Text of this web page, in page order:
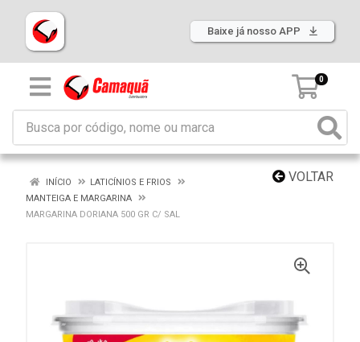
Baixe já nosso APP
0
VOLTAR
INÍCIO
LATICÍNIOS E FRIOS
MANTEIGA E MARGARINA
MARGARINA DORIANA 500 GR C/ SAL